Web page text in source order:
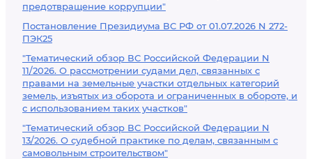
предотвращение коррупции"
Постановление Президиума ВС РФ от 01.07.2026 N 272-
ПЭК25
"Тематический обзор ВС Российской Федерации N
11/2026. О рассмотрении судами дел, связанных с
правами на земельные участки отдельных категорий
земель, изъятых из оборота и ограниченных в обороте, и
с использованием таких участков"
"Тематический обзор ВС Российской Федерации N
13/2026. О судебной практике по делам, связанным с
самовольным строительством"